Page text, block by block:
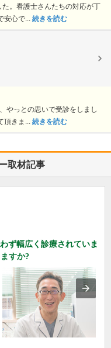
。看護士さんたちの対応が丁
安心で... 続きを読む
やっとの思いで受診をしまし
頂きま... 続きを読む
取材記事
ず幅広く診療されていま
すか?